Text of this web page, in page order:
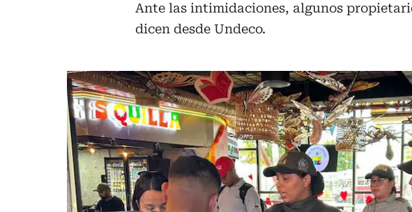
Ante las intimidaciones, algunos
dicen desde Undeco.